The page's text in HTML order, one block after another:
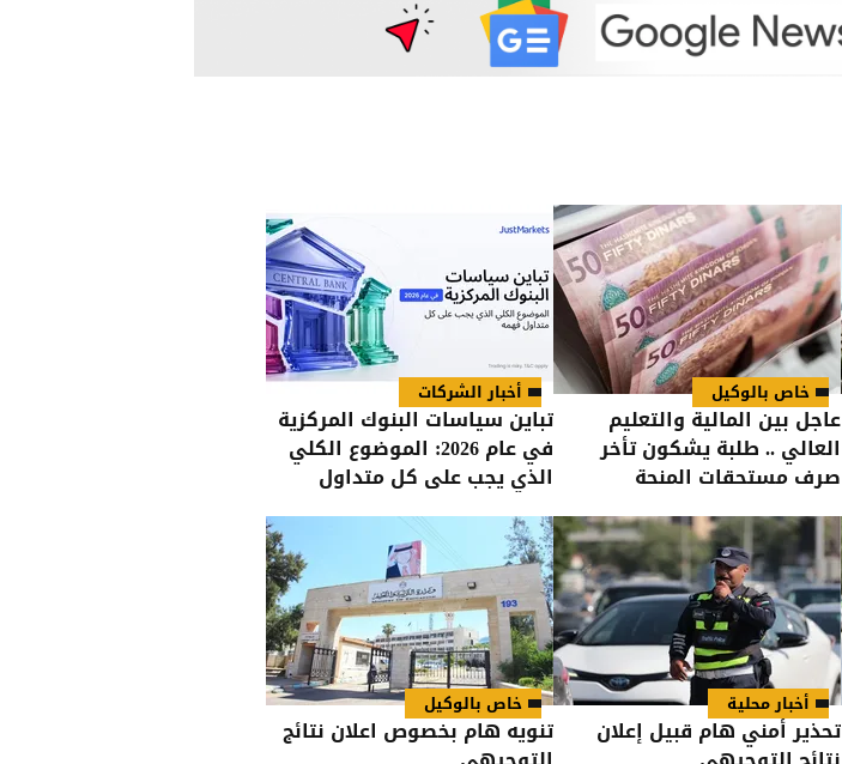
خاص بالوكيل
عاجل بين المالية والتعليم
العالي .. طلبة يشكون تأخر
صرف مستحقات المنحة
أخبار الشركات
تباين سياسات البنوك المركزية
في عام 2026: الموضوع الكلي
الذي يجب على كل متداول
فهمه
أخبار محلية
تحذير أمني هام قبيل إعلان
خاص بالوكيل
تنويه هام بخصوص اعلان نتائج